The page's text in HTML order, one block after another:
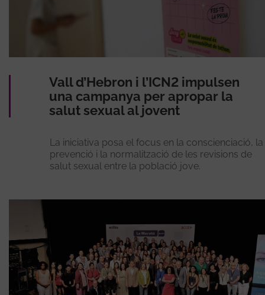
Vall d’Hebron i l’ICN2 impulsen
una campanya per apropar la
salut sexual al jovent
La iniciativa posa el focus en la conscienciació, la
prevenció i la normalització de les revisions de
salut sexual entre la població jove.